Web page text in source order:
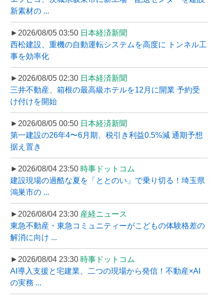
新素材の ...
►2026/08/05 03:50 日本経済新聞
西松建設、重機の自動運転システムを高度に トンネル工
事を効率化
►2026/08/05 02:30 日本経済新聞
三井不動産、箱根の最高級ホテルを12月に開業 予約受
け付けを開始
►2026/08/05 00:50 日本経済新聞
第一建設の26年4〜6月期、税引き利益0.5%減 通期予想
据え置き
►2026/08/04 23:50 時事ドットコム
建設現場の過酷な夏を「ととのい」で乗り切る！埼玉県
鴻巣市の ...
►2026/08/04 23:30 産経ニュース
東急不動産・東急コミュニティーがこどもの体験格差の
解消に向け ...
►2026/08/04 23:30 時事ドットコム
AI導入支援と宅建業、二つの現場から発信！不動産×AI
の実務 ...